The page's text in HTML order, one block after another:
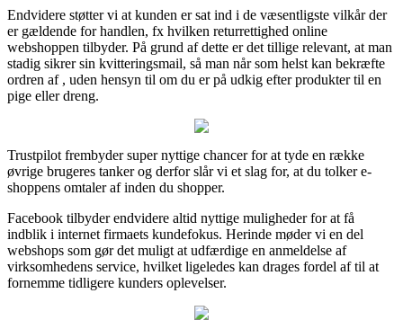
Endvidere støtter vi at kunden er sat ind i de væsentligste vilkår der
er gældende for handlen, fx hvilken returrettighed online
webshoppen tilbyder. På grund af dette er det tillige relevant, at man
stadig sikrer sin kvitteringsmail, så man når som helst kan bekræfte
ordren af , uden hensyn til om du er på udkig efter produkter til en
pige eller dreng.
Trustpilot frembyder super nyttige chancer for at tyde en række
øvrige brugeres tanker og derfor slår vi et slag for, at du tolker e-
shoppens omtaler af inden du shopper.
Facebook tilbyder endvidere altid nyttige muligheder for at få
indblik i internet firmaets kundefokus. Herinde møder vi en del
webshops som gør det muligt at udfærdige en anmeldelse af
virksomhedens service, hvilket ligeledes kan drages fordel af til at
fornemme tidligere kunders oplevelser.